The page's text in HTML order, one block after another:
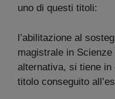
uno di questi titoli:
l’abilitazione al
magistrale in
alternativa, si tiene in
titolo conseguito